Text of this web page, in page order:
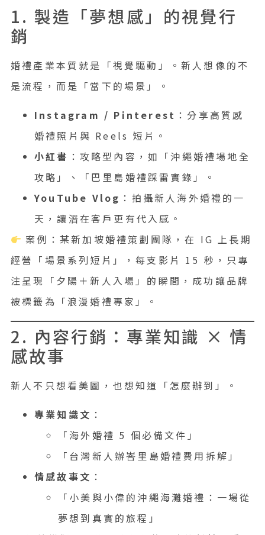
1. 製造「夢想感」的視覺行
銷
婚禮產業本質就是「視覺驅動」。新人想像的不
是流程，而是「當下的場景」。
Instagram / Pinterest ：分享高質感
婚禮照片與 Reels 短片。
小紅書 ：攻略型內容，如「沖繩婚禮場地全
攻略」、「巴里島婚禮踩雷實錄」。
YouTube Vlog ：拍攝新人海外婚禮的一
天，讓潛在客戶更有代入感。
案例：某新加坡婚禮策劃團隊，在 IG 上長期
經營「場景系列短片」，每支影片 15 秒，只專
注呈現「夕陽＋新人入場」的瞬間，成功讓品牌
被標籤為「浪漫婚禮專家」。
2. 內容行銷：專業知識 × 情
感故事
新人不只想看美圖，也想知道「怎麼辦到」。
專業知識文 ：
「海外婚禮 5 個必備文件」
「台灣新人辦峇里島婚禮費用拆解」
情感故事文 ：
「小美與小偉的沖繩海灘婚禮：一場從
夢想到真實的旅程」